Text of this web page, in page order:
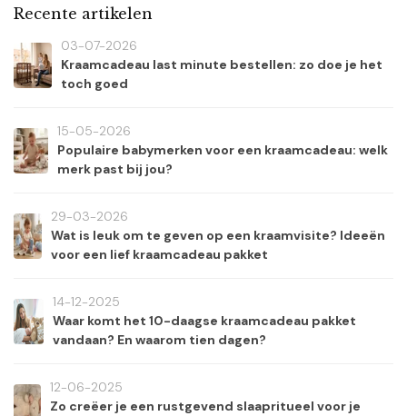
Recente artikelen
03-07-2026
Kraamcadeau last minute bestellen: zo doe je het
toch goed
15-05-2026
Populaire babymerken voor een kraamcadeau: welk
merk past bij jou?
29-03-2026
Wat is leuk om te geven op een kraamvisite? Ideeën
voor een lief kraamcadeau pakket
14-12-2025
Waar komt het 10-daagse kraamcadeau pakket
vandaan? En waarom tien dagen?
12-06-2025
Zo creëer je een rustgevend slaapritueel voor je